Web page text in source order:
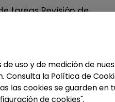
tareas Revisión de
internas y gestión de
Realización de visitas a
100,00%
uso y de medición de
Consulta la Política de
las cookies se guarden en
de cookies".